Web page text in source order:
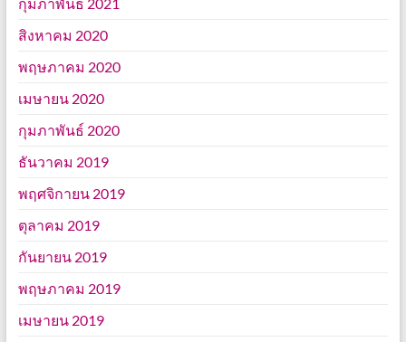
สิงหาคม 2020
พฤษภาคม 2020
เมษายน 2020
กุมภาพันธ์ 2020
ธันวาคม 2019
พฤศจิกายน 2019
ตุลาคม 2019
กันยายน 2019
พฤษภาคม 2019
เมษายน 2019